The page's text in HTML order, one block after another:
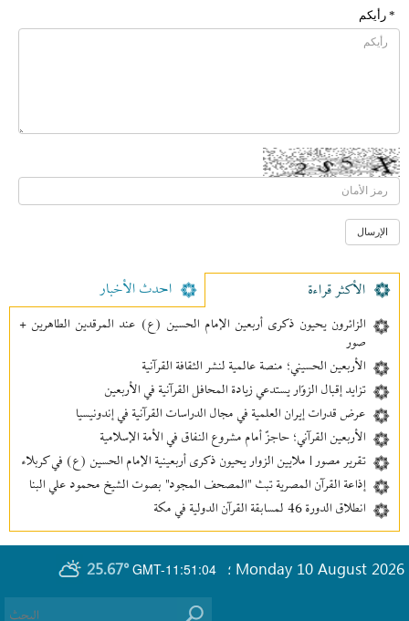
* رأیکم
الأکثر قراءة احدث الأخبار
الزائرون يحيون ذكرى أربعين الإمام الحسين (ع) عند المرقدين الطاهرين +
صور
الأربعين الحسيني؛ منصة عالمية لنشر الثقافة القرآنية
تزايد إقبال الزوّار يستدعي زيادة المحافل القرآنية في الأربعين
عرض قدرات إيران العلمية في مجال الدراسات القرآنية في إندونيسيا
الأربعين القرآني؛ حاجزٌ أمام مشروع النفاق في الأمة الإسلامية
تقرير مصور | ملايين الزوار يحيون ذكرى أربعينية الإمام الحسين (ع) في كربلاء
إذاعة القرآن المصرية تبث "المصحف المجود" بصوت الشيخ محمود علي البنا
انطلاق الدورة 46 لمسابقة القرآن الدولية في مكة
GMT-11:51:04
25.67° Monday 10 August 2026 ؛